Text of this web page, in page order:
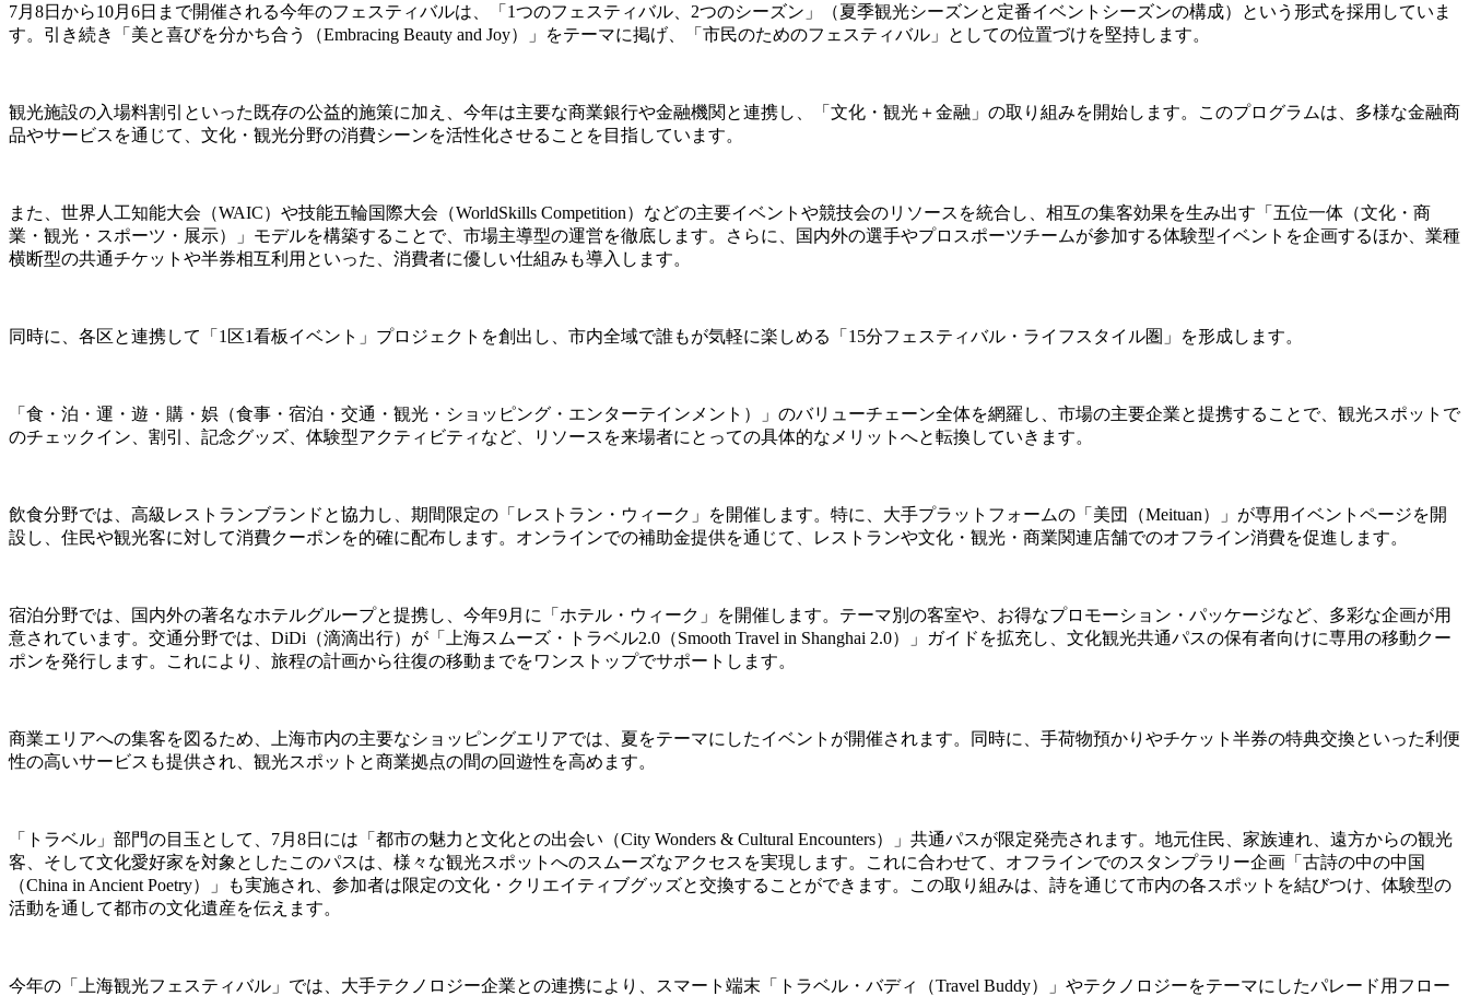
7月8日から10月6日まで開催される今年のフェスティバルは、「1つのフェスティバル、2つのシーズン」（夏季観光シーズンと定番イベントシーズンの構成）という形式を採用していま
す。引き続き「美と喜びを分かち合う（Embracing Beauty and Joy）」をテーマに掲げ、「市民のためのフェスティバル」としての位置づけを堅持します。
観光施設の入場料割引といった既存の公益的施策に加え、今年は主要な商業銀行や金融機関と連携し、「文化・観光＋金融」の取り組みを開始します。このプログラムは、多様な金融商
品やサービスを通じて、文化・観光分野の消費シーンを活性化させることを目指しています。
また、世界人工知能大会（WAIC）や技能五輪国際大会（WorldSkills Competition）などの主要イベントや競技会のリソースを統合し、相互の集客効果を生み出す「五位一体（文化・商
業・観光・スポーツ・展示）」モデルを構築することで、市場主導型の運営を徹底します。さらに、国内外の選手やプロスポーツチームが参加する体験型イベントを企画するほか、業種
横断型の共通チケットや半券相互利用といった、消費者に優しい仕組みも導入します。
同時に、各区と連携して「1区1看板イベント」プロジェクトを創出し、市内全域で誰もが気軽に楽しめる「15分フェスティバル・ライフスタイル圏」を形成します。
「食・泊・運・遊・購・娯（食事・宿泊・交通・観光・ショッピング・エンターテインメント）」のバリューチェーン全体を網羅し、市場の主要企業と提携することで、観光スポットで
のチェックイン、割引、記念グッズ、体験型アクティビティなど、リソースを来場者にとっての具体的なメリットへと転換していきます。
飲食分野では、高級レストランブランドと協力し、期間限定の「レストラン・ウィーク」を開催します。特に、大手プラットフォームの「美団（Meituan）」が専用イベントページを開
設し、住民や観光客に対して消費クーポンを的確に配布します。オンラインでの補助金提供を通じて、レストランや文化・観光・商業関連店舗でのオフライン消費を促進します。
宿泊分野では、国内外の著名なホテルグループと提携し、今年9月に「ホテル・ウィーク」を開催します。テーマ別の客室や、お得なプロモーション・パッケージなど、多彩な企画が用
意されています。交通分野では、DiDi（滴滴出行）が「上海スムーズ・トラベル2.0（Smooth Travel in Shanghai 2.0）」ガイドを拡充し、文化観光共通パスの保有者向けに専用の移動クー
ポンを発行します。これにより、旅程の計画から往復の移動までをワンストップでサポートします。
商業エリアへの集客を図るため、上海市内の主要なショッピングエリアでは、夏をテーマにしたイベントが開催されます。同時に、手荷物預かりやチケット半券の特典交換といった利便
性の高いサービスも提供され、観光スポットと商業拠点の間の回遊性を高めます。
「トラベル」部門の目玉として、7月8日には「都市の魅力と文化との出会い（City Wonders & Cultural Encounters）」共通パスが限定発売されます。地元住民、家族連れ、遠方からの観光
客、そして文化愛好家を対象としたこのパスは、様々な観光スポットへのスムーズなアクセスを実現します。これに合わせて、オフラインでのスタンプラリー企画「古詩の中の中国
（China in Ancient Poetry）」も実施され、参加者は限定の文化・クリエイティブグッズと交換することができます。この取り組みは、詩を通じて市内の各スポットを結びつけ、体験型の
活動を通して都市の文化遺産を伝えます。
今年の「上海観光フェスティバル」では、大手テクノロジー企業との連携により、スマート端末「トラベル・バディ（Travel Buddy）」やテクノロジーをテーマにしたパレード用フロー